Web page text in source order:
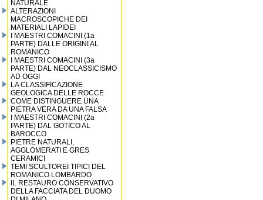
NATURALE
ALTERAZIONI
MACROSCOPICHE DEI
MATERIALI LAPIDEI
I MAESTRI COMACINI (1a
PARTE) DALLE ORIGINI AL
ROMANICO
I MAESTRI COMACINI (3a
PARTE) DAL NEOCLASSICISMO
AD OGGI
LA CLASSIFICAZIONE
GEOLOGICA DELLE ROCCE
COME DISTINGUERE UNA
PIETRA VERA DA UNA FALSA
I MAESTRI COMACINI (2a
PARTE) DAL GOTICO AL
BAROCCO
PIETRE NATURALI,
AGGLOMERATI E GRES
CERAMICI
TEMI SCULTOREI TIPICI DEL
ROMANICO LOMBARDO
IL RESTAURO CONSERVATIVO
DELLA FACCIATA DEL DUOMO